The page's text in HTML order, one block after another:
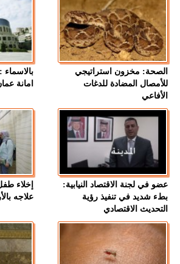
الصحة: مخزون استراتيجي
للأمصال المضادة للدغات
الأفاعي
امانة
عضو في لجنة الاقتصاد النيابية:
بطء شديد في تنفيذ رؤية
التحديث الاقتصادي
إخلاء
علاجه